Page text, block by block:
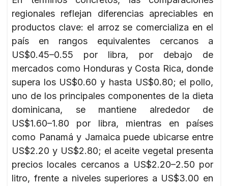
regionales reflejan diferencias apreciables en
productos clave: el arroz se comercializa en el
país en rangos equivalentes cercanos a
US$0.45–0.55 por libra, por debajo de
mercados como Honduras y Costa Rica, donde
supera los US$0.60 y hasta US$0.80; el pollo,
uno de los principales componentes de la dieta
dominicana, se mantiene alrededor de
US$1.60–1.80 por libra, mientras en países
como Panamá y Jamaica puede ubicarse entre
US$2.20 y US$2.80; el aceite vegetal presenta
precios locales cercanos a US$2.20–2.50 por
litro, frente a niveles superiores a US$3.00 en